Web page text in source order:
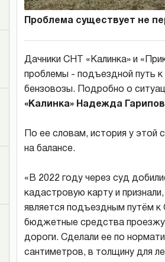
Проблема существует не
Дачники СНТ «Калинка» и
проблемы - подъездной путь
бензовозы. Подробно о
«Калинка» Надежда
По ее словам, история у этой
на балансе.
«В 2022 году через суд
кадастровую карту и
является подъездным путём к
бюджетные средства
дороги. Сделали ее по
сантиметров, в толщину для